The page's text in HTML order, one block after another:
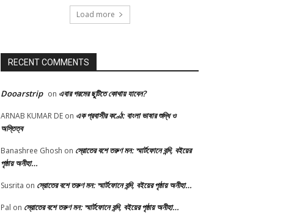
Load more
RECENT COMMENTS
Dooarstrip on এবার গরমের ছুটিতে কোথায় যাবেন?
ARNAB KUMAR DE on এক প্রবাসীর কণ্ঠে: বাংলা ভাষার শুদ্ধি ও
অস্তিত্ব
Banashree Ghosh on স্রোতের বশে তরুণ মন: স্মার্টফোনে বন্দি, বইয়ের
পৃষ্ঠায় অনীহা…
Susrita on স্রোতের বশে তরুণ মন: স্মার্টফোনে বন্দি, বইয়ের পৃষ্ঠায় অনীহা…
Pal on স্রোতের বশে তরুণ মন: স্মার্টফোনে বন্দি, বইয়ের পৃষ্ঠায় অনীহা…